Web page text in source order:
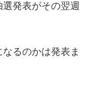
選発表がその翌週
るのかは発表ま